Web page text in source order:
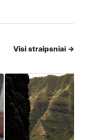
Visi straipsniai →